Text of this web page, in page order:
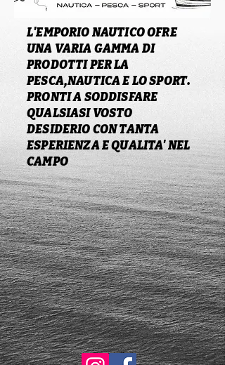
L'EMPORIO NAUTICO OFRE
UNA VARIA GAMMA DI
PRODOTTI PER LA
PESCA,NAUTICA E LO SPORT.
PRONTI A SODDISFARE
QUALSIASI VOSTO
DESIDERIO CON TANTA
ESPERIENZA E QUALITA' NEL
CAMPO